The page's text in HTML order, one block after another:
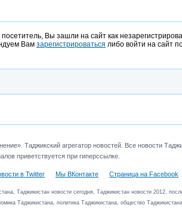
Вы зашли на сайт как
Вам зарегистрироваться либо войти на сайт
Таджикский агрегатор новостей. Все новости
приветствуется при гиперссылке.
в Twitter Мы ВКонтакте Страница на Facebook
Таджикистан новости сегодня, Таджикистан новости 2012,
Таджикистана, политика Таджикистана, общество